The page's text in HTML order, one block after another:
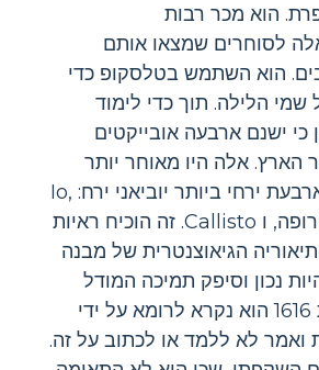
הוא מכר רבות
לסוחרים שמצאו אותם
הוא השתמש בטלסקופ כדי
שמי הלילה. תוך כדי לימוד
כי ישנם ארבעה אובייקטים
הארץ. אלה היו מאוחר יותר
להיות מצאו את ארבעת ירחי ביותר יוביאני ירח: Io,
Ganymede, אירופה, ו Callisto. זה הוכיח ראיות
הגיאוצנטרית של מבנה
נכון וסיפק תמיכה המודל
הליוצנטרי. בשנת 1616 הוא נקרא לרומא על ידי
ואמר לא ללמד או לכתוב על זה.